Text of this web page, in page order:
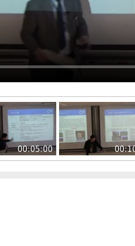
00:05:00